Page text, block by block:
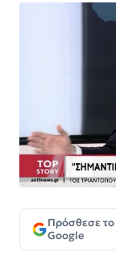
Πρόσθεσε το
Google